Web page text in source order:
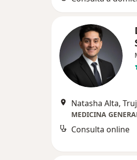
Natasha Alta,
MEDICINA
Consulta online